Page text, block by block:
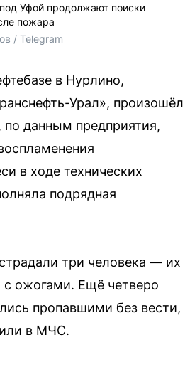
Уфой продолжают поиски
пожара
/ Telegram
в Нурлино,
Урал», произошёл
по данным предприятия,
в ходе технических
подрядная
три человека — их
с ожогами. Ещё четверо
пропавшими без вести,
в МЧС.